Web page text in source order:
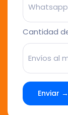
Cantidad
Enviar →